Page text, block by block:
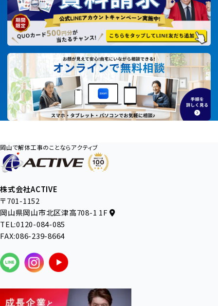
岡山で解体工事のことならアクティブ
株式会社ACTIVE
〒701-1152
岡山県岡山市北区津高708-1 1F
TEL:0120-084-085
FAX:086-239-8664